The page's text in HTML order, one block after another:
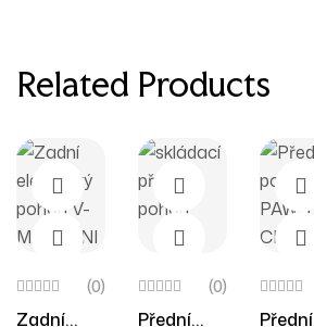
Related Products
(0)
Zadní
(0)
Přední
Přední